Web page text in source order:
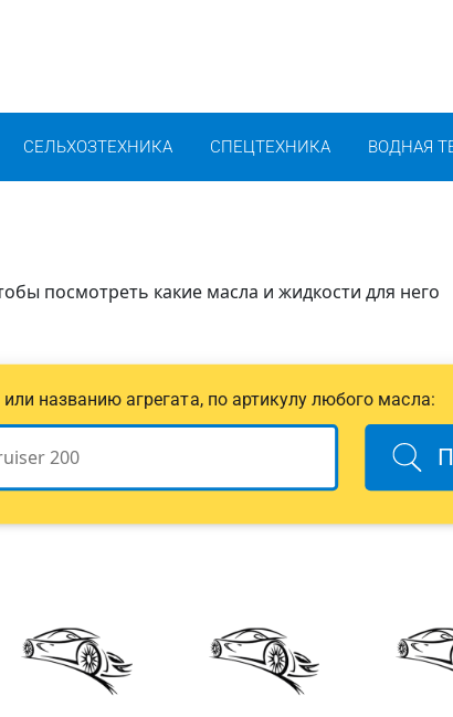
СЕЛЬХОЗТЕХНИКА СПЕЦТЕХНИКА ВОДНАЯ
посмотреть какие масла и жидкости для него
названию агрегата, по артикулу любого масла: